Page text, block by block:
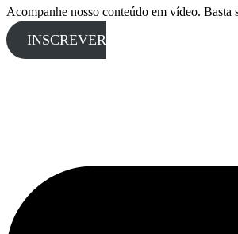
Acompanhe nosso conteúdo em vídeo. Basta
INSCREVER